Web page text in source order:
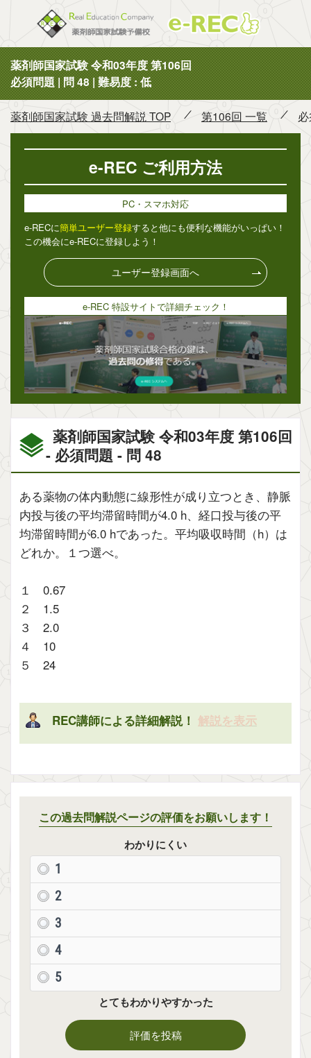
薬剤師国家試験 令和03年度 第106回
必須問題 | 問 48 | 難易度 : 低
薬剤師国家試験 過去問解説 TOP 第106回 一覧
薬剤師国家試験 令和03年度 第106回
- 必須問題 - 問 48
ある薬物の体内動態に線形性が成り立つとき、静脈
内投与後の平均滞留時間が4.0 h、経口投与後の平
均滞留時間が6.0 hであった。平均吸収時間（h）は
どれか。１つ選べ。
１ 0.67
２ 1.5
３ 2.0
４ 10
５ 24
REC講師による詳細解説！ 解説を表示
この過去問解説ページの評価をお願いします！
わかりにくい
1
2
3
4
5
とてもわかりやすかった
評価を投稿
e-REC ご利用方法
PC・スマホ対応
e-RECに簡単ユーザー登録すると他にも便利な機能がいっぱい！
この機会にe-RECに登録しよう！
ユーザー登録画面へ
e-REC 特設サイトで詳細チェック！